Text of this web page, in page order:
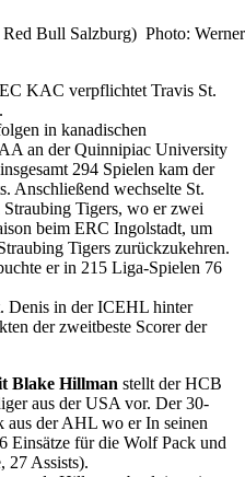
Bull Salzburg) Photo: Werner
KAC verpflichtet Travis St.
in kanadischen
an der Quinnipiac University
294 Spielen kam der
Anschließend wechselte St.
Tigers, wo er zwei
beim ERC Ingolstadt, um
Tigers zurückzukehren.
er in 215 Liga-Spielen 76
Denis in der ICEHL hinter
der zweitbeste Scorer der
Blake Hillman stellt der HCB
aus der USA vor. Der 30-
der AHL wo er In seinen
Einsätze für die Wolf Pack und
27 Assists).